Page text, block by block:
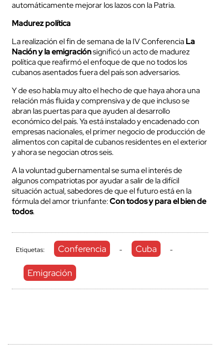
automáticamente mejorar los lazos con la Patria.
Madurez política
La realización el fin de semana de la IV ConferenciaLa
Nación y la emigraciónsignificó un acto de madurez
política que reafirmó el enfoque de que no todos los
cubanos asentados fuera del país son adversarios.
Y de eso habla muy alto el hecho de que haya ahora una
relación más fluida y comprensiva y de que incluso se
abran las puertas para que ayuden al desarrollo
económico del país. Ya está instalado y encadenado con
empresas nacionales, el primer negocio de producción de
alimentos con capital de cubanos residentes en el exterior
y ahora se negocian otros seis.
A la voluntad gubernamental se suma el interés de
algunos compatriotas por ayudar a salir de la difícil
situación actual, sabedores de que el futuro está en la
fórmula del amor triunfante:Con todos y para el bien de
todos.
Etiquetas: Conferencia - Cuba -
Emigración